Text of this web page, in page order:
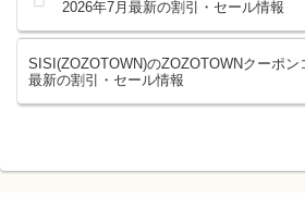
2026年7月最新の割引・セール情報
SISI(ZOZOTOWN)のZOZOTOWNクーポン
最新の割引・セール情報